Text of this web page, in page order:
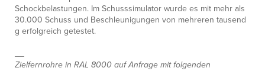
Schockbelastungen. Im Schusssimulator wurde es mit mehr als
30.000 Schuss und Beschleunigungen von mehreren tausend
g erfolgreich getestet.
__
Zielfernrohre in RAL 8000 auf Anfrage mit folgenden